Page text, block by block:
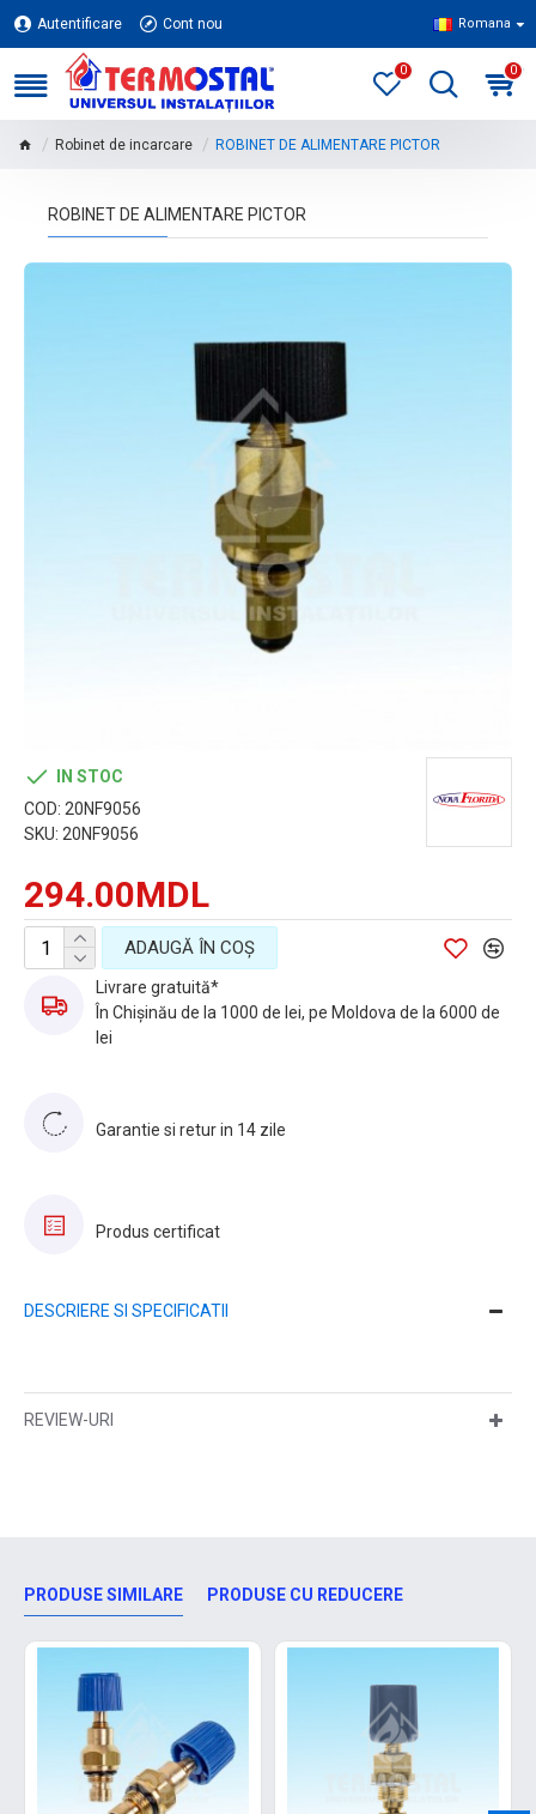
Autentificare Cont nou Romana
0 0
Robinet de incarcare ROBINET DE ALIMENTARE PICTOR
ROBINET DE ALIMENTARE PICTOR
294.00MDL
IN STOC
COD: 20NF9056
SKU: 20NF9056
ADAUGĂ ÎN COŞ
Livrare gratuită*
În Chișinău de la 1000 de lei, pe Moldova de la 6000 de
lei
Garantie si retur in 14 zile
Produs certificat
DESCRIERE SI SPECIFICATII
REVIEW-URI
PRODUSE SIMILARE PRODUSE CU REDUCERE